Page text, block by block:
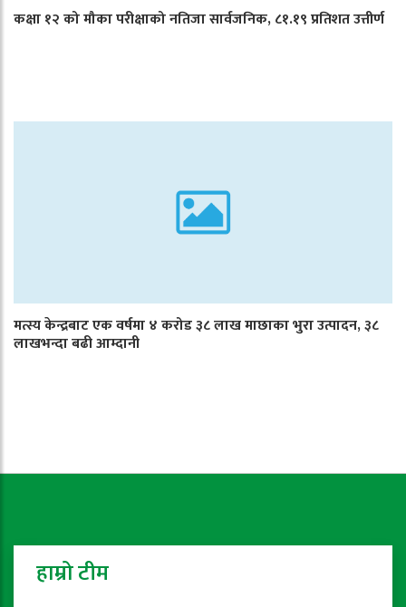
कक्षा १२ को मौका परीक्षाको नतिजा सार्वजनिक, ८१.१९ प्रतिशत उत्तीर्ण
मत्स्य केन्द्रबाट एक वर्षमा ४ करोड ३८ लाख माछाका भुरा उत्पादन, ३८
लाखभन्दा बढी आम्दानी
हाम्रो टीम